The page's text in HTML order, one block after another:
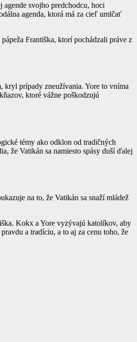
svojho predchodcu, hoci
agenda, ktorá má za cieľ umlčať
Františka, ktorí pochádzali práve z
kryl prípady zneužívania. Yore to vníma
ktoré vážne poškodzujú
témy ako odklon od tradičných
že Vatikán sa namiesto spásy duší ďalej
na to, že Vatikán sa snaží mládež
Kokx a Yore vyzývajú katolíkov, aby
a tradíciu, a to aj za cenu toho, že